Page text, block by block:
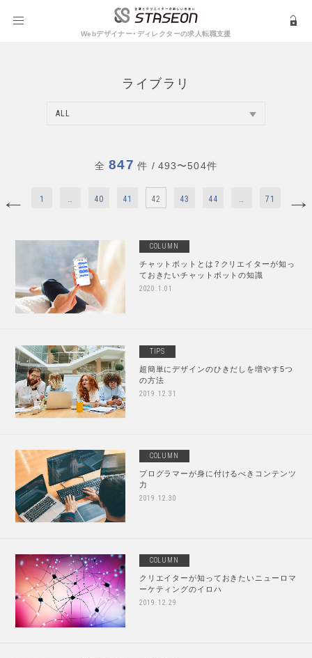
Webデザイナー・ディレクターの求人転職支援
ライブラリ
ALL
全 847 件 / 493〜504件
1 40 41 42 43 44 71
COLUMN
チャットボットとは？クリエイターが知っ
ておきたいチャットボットの知識
2020.1.01
TIPS
超簡単にデザインのひきだしを増やす5つ
の方法
2019.12.31
COLUMN
プログラマーが身に付けるべきコンテンツ
力
2019.12.30
COLUMN
クリエイターが知っておきたいニューロマ
ーケティングのイロハ
2019.12.29